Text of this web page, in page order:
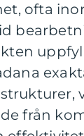
ofta
från